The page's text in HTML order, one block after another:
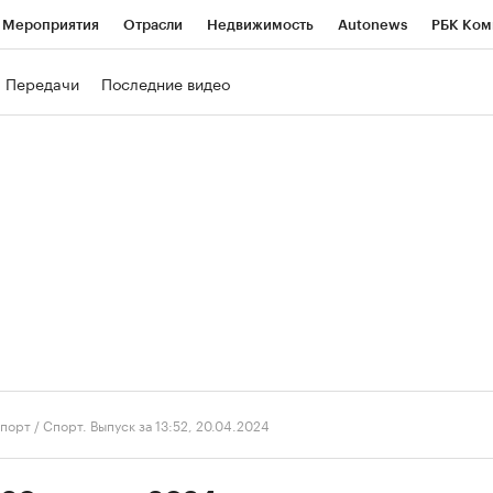
Мероприятия Отрасли Недвижимость Autonews РБК
Передачи Последние видео
/Спорт. Выпуск за 13:52, 20.04.2024